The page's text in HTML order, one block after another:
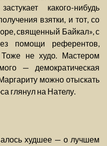
какого-нибудь
взятки, и тот, со
священный Байкал», с
помощи референтов,
Тоже не худо. Мастером
— демократическая
можно отыскать
глянул на Нателу.
худшее — о лучшем